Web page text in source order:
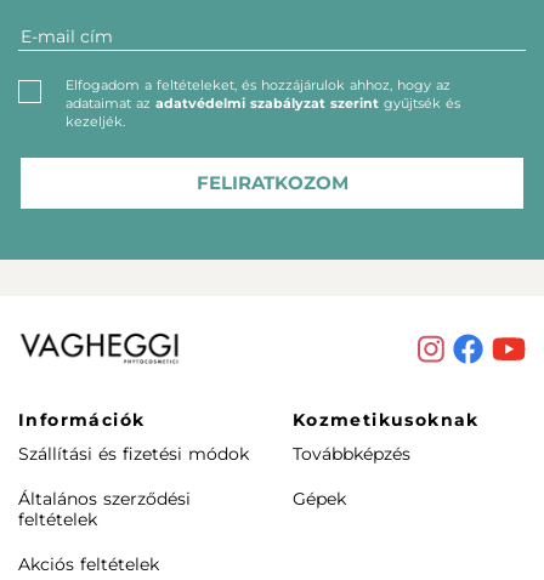
Elfogadom a feltételeket, és hozzájárulok ahhoz, hogy az
adataimat az adatvédelmi szabályzat szerint gyűjtsék és
kezeljék.
FELIRATKOZOM
Információk
Szállítási és fizetési módok
Általános szerződési
feltételek
Akciós feltételek
Kozmetikusoknak
Továbbképzés
Gépek